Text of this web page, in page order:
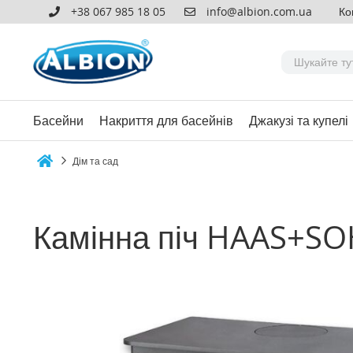
+38 067 985 18 05 info@albion.com.ua
Басейни Накриття для басейнів Джакузі та купелі
Дім та сад
Камінна піч